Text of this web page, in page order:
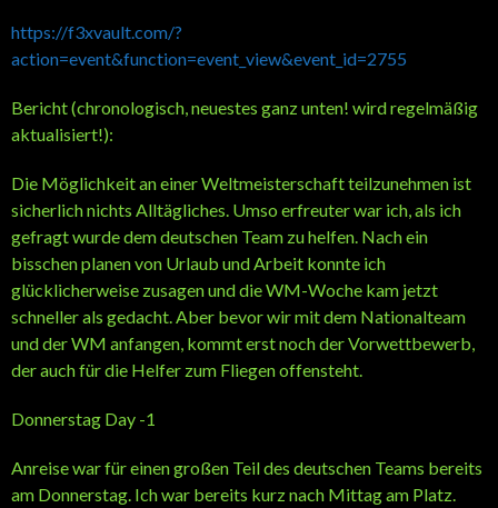
https://f3xvault.com/?
action=event&function=event_view&event_id=2755
Bericht (chronologisch, neuestes ganz unten! wird regelmäßig
aktualisiert!):
Die Möglichkeit an einer Weltmeisterschaft teilzunehmen ist
sicherlich nichts Alltägliches. Umso erfreuter war ich, als ich
gefragt wurde dem deutschen Team zu helfen. Nach ein
bisschen planen von Urlaub und Arbeit konnte ich
glücklicherweise zusagen und die WM-Woche kam jetzt
schneller als gedacht. Aber bevor wir mit dem Nationalteam
und der WM anfangen, kommt erst noch der Vorwettbewerb,
der auch für die Helfer zum Fliegen offensteht.
Donnerstag Day -1
Anreise war für einen großen Teil des deutschen Teams bereits
am Donnerstag. Ich war bereits kurz nach Mittag am Platz.